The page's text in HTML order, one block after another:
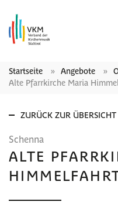
Startseite Angebote
Alte Pfarrkirche Maria
ZURÜCK ZUR ÜBERSICHT
Schenna
ALTE